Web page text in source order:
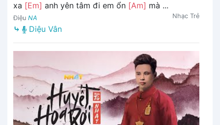
xa [Em] anh yên tâm đi em ổn [Am] mà ...
Điệu NA Nhạc Trẻ
⤷ Diệu Vân